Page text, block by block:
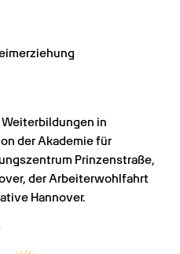
in
der Akademie für
Prinzenstraße,
der Arbeiterwohlfahrt
Hannover.